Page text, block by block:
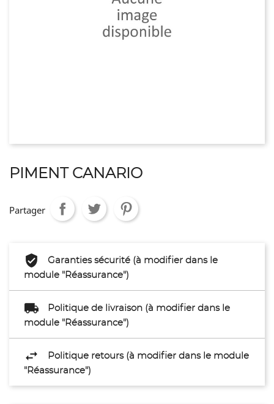
PIMENT CANARIO
Partager
Garanties sécurité (à modifier dans le
module "Réassurance")
Politique de livraison (à modifier dans le
module "Réassurance")
Politique retours (à modifier dans le module
"Réassurance")